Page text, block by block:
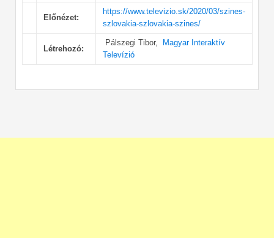
Előnézet:
https://www.televizio.sk/2020/03/szines-
szlovakia-szlovakia-szines/
Létrehozó:
Pálszegi Tibor,
Magyar Interaktív
Televízió